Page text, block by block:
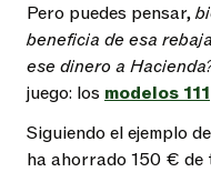
Pero puedes pensar,
beneficia de esa
ese dinero a
juego: los modelos 111
Siguiendo el ejemplo
ha ahorrado 150 € de